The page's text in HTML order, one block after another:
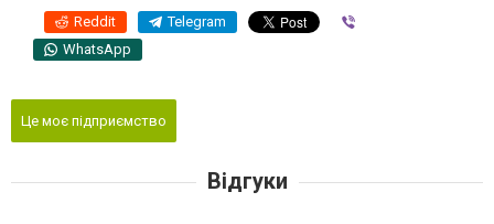
Reddit Telegram
WhatsApp
Це моє підприємство
Відгуки